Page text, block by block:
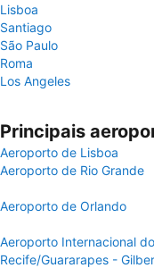
Lisboa
Santiago
São Paulo
Roma
Los Angeles
Principais
Aeroporto de Lisboa
Aeroporto de Rio Grande
Aeroporto de Orlando
Aeroporto Internacional do
Recife/Guararapes -